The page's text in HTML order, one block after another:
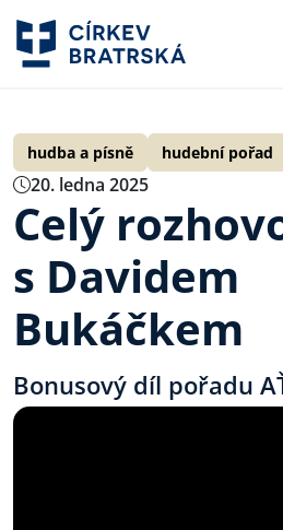
hudba a písně hudební pořad
20. ledna 2025
Celý
s Davidem
Bukáčkem
Bonusový díl pořadu